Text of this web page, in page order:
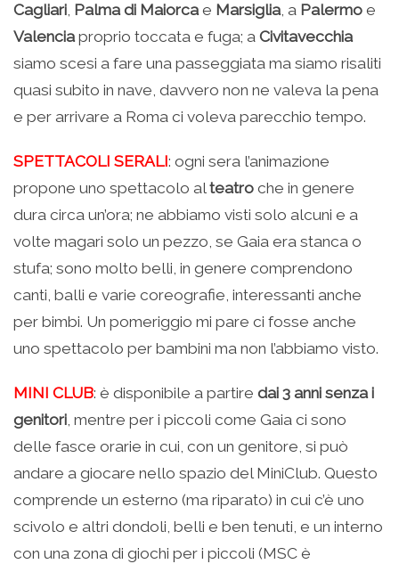
Cagliari, Palma di Maiorcae Marsiglia, a Palermo e
Valenciaproprio toccata e fuga; a Civitavecchia
siamo scesi a fare una passeggiata ma siamo risaliti
quasi subito in nave, davvero non ne valeva la pena
e per arrivare a Roma ci voleva parecchio tempo.
SPETTACOLI SERALI: ogni sera l’animazione
propone uno spettacolo alteatro che in genere
dura circa un’ora; ne abbiamo visti solo alcuni e a
volte magari solo un pezzo, se Gaia era stanca o
stufa; sono molto belli, in genere comprendono
canti, balli e varie coreografie, interessanti anche
per bimbi. Un pomeriggio mi pare ci fosse anche
uno spettacolo per bambini ma non l’abbiamo visto.
MINI CLUB: è disponibile a partire dai 3 anni senza i
genitori, mentre per i piccoli come Gaia ci sono
delle fasce orarie in cui, con un genitore, si può
andare a giocare nello spazio del MiniClub. Questo
comprende un esterno (ma riparato) in cui c’è uno
scivolo e altri dondoli, belli e ben tenuti, e un interno
con una zona di giochi per i piccoli (MSC è